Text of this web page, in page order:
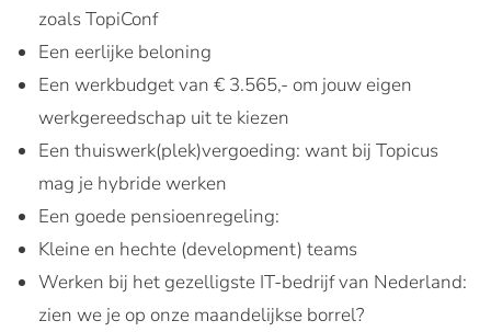
zoals TopiConf
Een eerlijke beloning
Een werkbudget van € 3.565,- om jouw eigen
werkgereedschap uit te kiezen
Een thuiswerk(plek)vergoeding: want bij Topicus
mag je hybride werken
Een goede pensioenregeling:
Kleine en hechte (development) teams
Werken bij het gezelligste IT-bedrijf van Nederland:
zien we je op onze maandelijkse borrel?